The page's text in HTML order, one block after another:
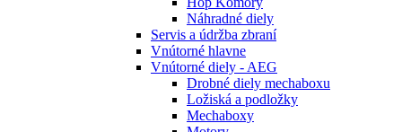
Náhradné diely
Servis a údržba zbraní
Vnútorné hlavne
Vnútorné diely - AEG
Drobné diely mechaboxu
Ložiská a podložky
Mechaboxy